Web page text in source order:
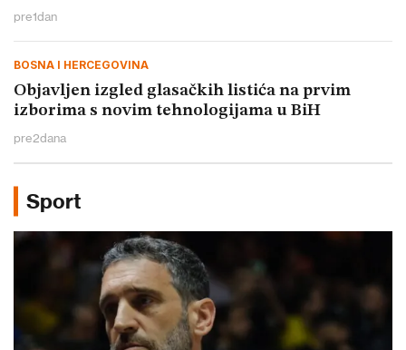
pre1dan
BOSNA I HERCEGOVINA
Objavljen izgled glasačkih listića na prvim
izborima s novim tehnologijama u BiH
pre2dana
Sport